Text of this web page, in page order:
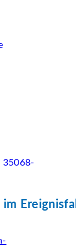
35068-
Ereignisfall